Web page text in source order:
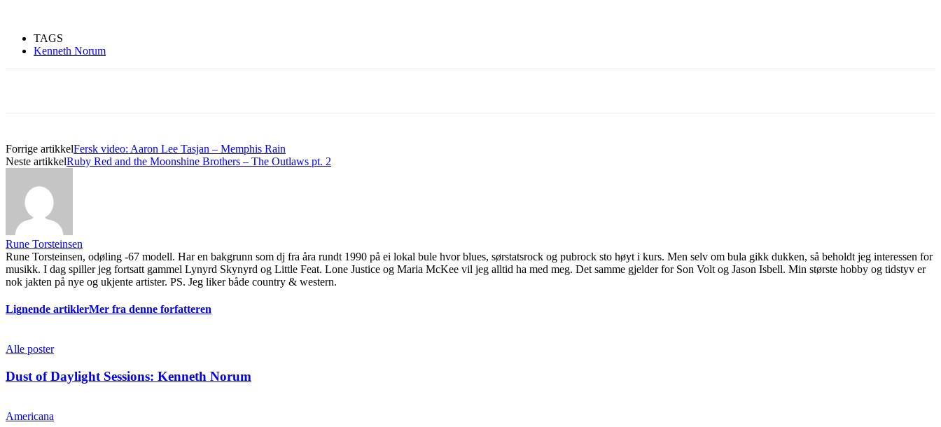
Den bør som MINIMUM inneholde følgende:
unna disse stedene, så henvendelser med linker dit som eneste sted får dessverre møte “delete”-knappen.
Gjerne en link til en EPK som beskriver prosjektet ditt. Og gjerne linker til din nettside eller en Facebookside
hvor vi kan lese litt mer om deg.
TAGS
Kenneth Norum
Forrige artikkelFersk video: Aaron Lee Tasjan – Memphis Rain
Neste artikkelRuby Red and the Moonshine Brothers – The Outlaws pt. 2
Rune Torsteinsen
Rune Torsteinsen, odøling -67 modell. Har en bakgrunn som dj fra åra rundt 1990 på ei lokal bule hvor blues, sørstatsrock og pubrock sto høyt i kurs. Men selv om bula gikk dukken, så beholdt jeg interessen for
musikk. I dag spiller jeg fortsatt gammel Lynyrd Skynyrd og Little Feat. Lone Justice og Maria McKee vil jeg alltid ha med meg. Det samme gjelder for Son Volt og Jason Isbell. Min største hobby og tidstyv er
nok jakten på nye og ukjente artister. PS. Jeg liker både country & western.
Lignende artiklerMer fra denne forfatteren
Alle poster
Dust of Daylight Sessions: Kenneth Norum
Americana